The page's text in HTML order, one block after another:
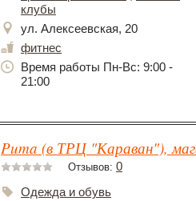
клубы
ул. Алексеевская, 20
фитнес
Время работы Пн-Вс: 9:00 -
21:00
Puma (в ТРЦ "Караван"),
Отзывов: 0
Одежда и обувь